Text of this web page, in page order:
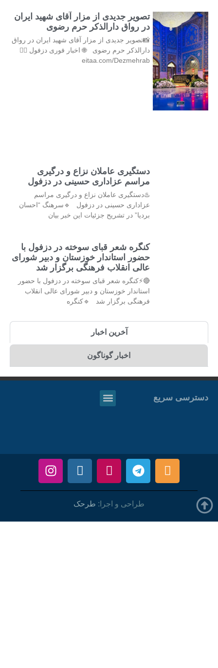
تصویر جدیدی از مزار آقای شهید ایران
در رواق دارالذکر حرم رضوی
📸تصویر جدیدی از مزار آقای شهید ایران در رواق
دارالذکر حرم رضوی 🌐 اخبار فوری دزفول 👇🏻
eitaa.com/Dezmehrab
دستگیری عاملان نزاع و درگیری
مراسم عزاداری حسینی در دزفول
♨️دستگیری عاملان نزاع و درگیری مراسم
عزاداری حسینی در دزفول 🔹سرهنگ “احسان
بردیا” در تشریح جزئیات این خبر بیان
کنگره شعر قبای سوخته در دزفول با
حضور استاندار خوزستان و دبیر شورای
عالی انقلاب فرهنگی برگزار شد
🔴⚡کنگره شعر قبای سوخته در دزفول با حضور
استاندار خوزستان و دبیر شورای عالی انقلاب
فرهنگی برگزار شد 🔹کنگره
آخرین اخبار
اخبار گوناگون
دسترسی سریع
طراحی و اجرا: طرحک